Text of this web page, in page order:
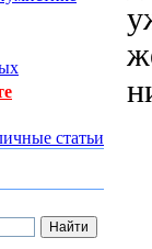
статьи